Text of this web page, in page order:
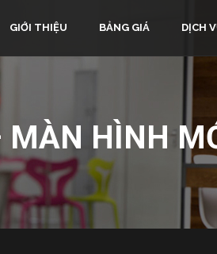
GIỚI THIỆU BẢNG GIÁ DỊCH
HÌNH